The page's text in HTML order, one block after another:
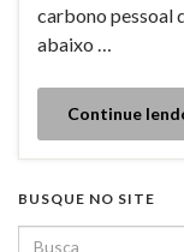
carbono pessoal
abaixo …
Continue
BUSQUE NO SITE
Search for: